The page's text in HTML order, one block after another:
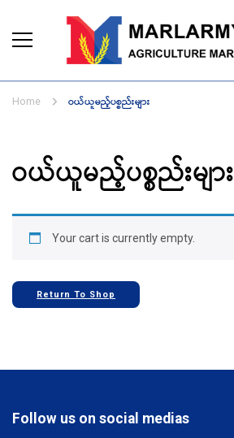
Home ဝယ်ယူမည့်ပစ္စည်းများ
ဝယ်ယူမည့်ပစ္စည်းများ
Your cart is currently empty.
Return To Shop
Follow us on social medias